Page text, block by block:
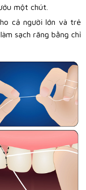
một chút.
cả người lớn và trẻ
sạch răng bằng chỉ